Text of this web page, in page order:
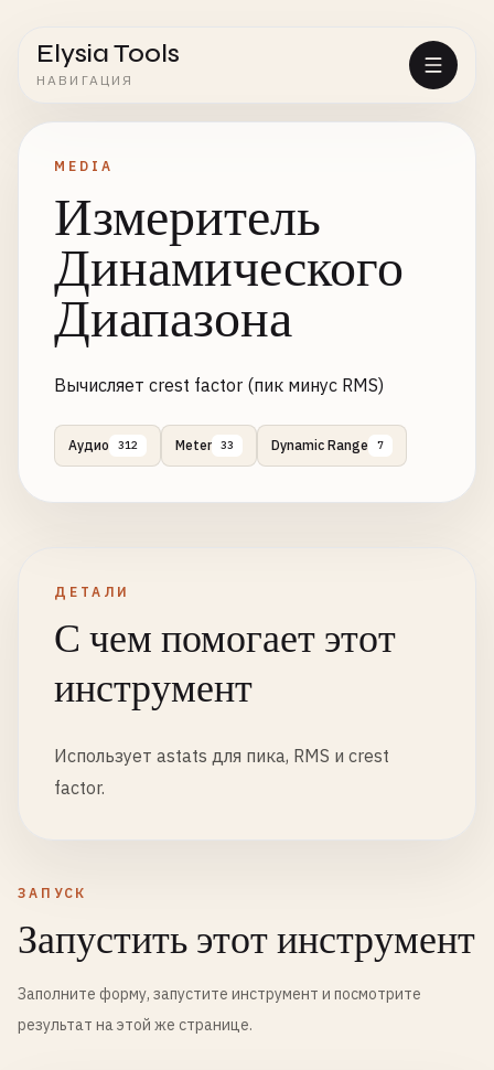
Elysia Tools
НАВИГАЦИЯ
MEDIA
Измеритель
Динамического
Диапазона
Вычисляет crest factor (пик минус RMS)
Аудио 312 Meter 33 Dynamic Range 7
ДЕТАЛИ
С чем помогает этот
инструмент
Использует astats для пика, RMS и crest
factor.
ЗАПУСК
Запустить этот инструмент
Заполните форму, запустите инструмент и посмотрите
результат на этой же странице.